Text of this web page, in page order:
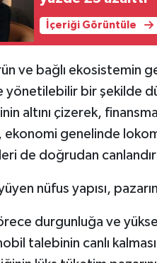
İçeriği Görüntüle
ve bağlı ekosistemin
yönetilebilir bir şekilde
altını çizerek,
genelinde
de doğrudan
nüfus yapısı,
durgunluğa ve
talebinin canlı